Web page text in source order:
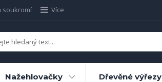
soukromí Více
Nažehlovačky Dřevěné výřezy